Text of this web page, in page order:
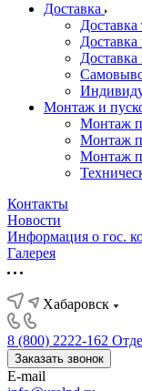
Доставка
Монтаж и
Монтаж
Монтаж
Монтаж
Контакты
Новости
Информация о гос.
Галерея
Хабаровск
8 (800) 2222-162
Заказать звонок
E-mail